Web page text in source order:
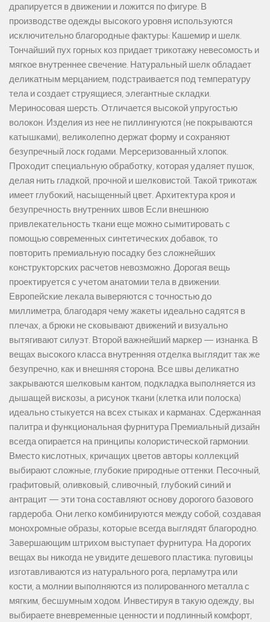
драпируется в движении и ложится по фигуре. В
производстве одежды высокого уровня используются
исключительно благородные фактуры: Кашемир и шелк.
Тончайший пух горных коз придает трикотажу невесомость и
мягкое внутреннее свечение. Натуральный шелк обладает
деликатным мерцанием, подстраивается под температуру
тела и создает струящиеся, элегантные складки.
Мериносовая шерсть. Отличается высокой упругостью
волокон. Изделия из нее не пиллингуются (не покрываются
катышками), великолепно держат форму и сохраняют
безупречный лоск годами. Мерсеризованный хлопок.
Проходит специальную обработку, которая удаляет пушок,
делая нить гладкой, прочной и шелковистой. Такой трикотаж
имеет глубокий, насыщенный цвет. Архитектура кроя и
безупречность внутренних швов Если внешнюю
привлекательность ткани еще можно сымитировать с
помощью современных синтетических добавок, то
повторить премиальную посадку без сложнейших
конструкторских расчетов невозможно. Дорогая вещь
проектируется с учетом анатомии тела в движении.
Европейские лекала выверяются с точностью до
миллиметра, благодаря чему жакеты идеально садятся в
плечах, а брюки не сковывают движений и визуально
вытягивают силуэт. Второй важнейший маркер — изнанка. В
вещах высокого класса внутренняя отделка выглядит так же
безупречно, как и внешняя сторона. Все швы деликатно
закрываются шелковым кантом, подкладка выполняется из
дышащей вискозы, а рисунок ткани (клетка или полоска)
идеально стыкуется на всех стыках и карманах. Сдержанная
палитра и функциональная фурнитура Премиальный дизайн
всегда опирается на принципы колористической гармонии.
Вместо кислотных, кричащих цветов авторы коллекций
выбирают сложные, глубокие природные оттенки. Песочный,
графитовый, оливковый, сливочный, глубокий синий и
антрацит — эти тона составляют основу дорогого базового
гардероба. Они легко комбинируются между собой, создавая
монохромные образы, которые всегда выглядят благородно.
Завершающим штрихом выступает фурнитура. На дорогих
вещах вы никогда не увидите дешевого пластика: пуговицы
изготавливаются из натурального рога, перламутра или
кости, а молнии выполняются из полированного металла с
мягким, бесшумным ходом. Инвестируя в такую одежду, вы
выбираете вневременные ценности и подлинный комфорт,